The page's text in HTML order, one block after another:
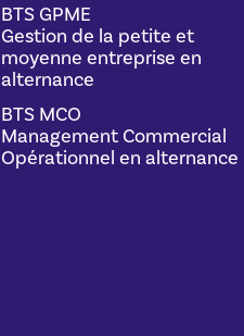
BTS GPME
Gestion de la petite et
moyenne entreprise en
alternance
BTS MCO
Management Commercial
Opérationnel en alternance